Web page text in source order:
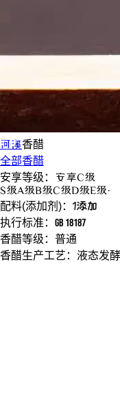
河溪香醋
全部香醋
安享等级：
安享C级
S级A级B级C级D级E级·
配料(添加剂)： 1添加
执行标准： GB 18187
香醋等级： 普通
香醋生产工艺： 液态发酵